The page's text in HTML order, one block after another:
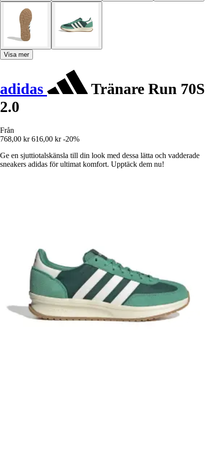
Visa mer
adidas
Tränare Run 70S
2.0
Från
768,00 kr 616,00 kr -20%
Ge en sjuttiotalskänsla till din look med dessa lätta och vadderade
sneakers adidas för ultimat komfort. Upptäck dem nu!